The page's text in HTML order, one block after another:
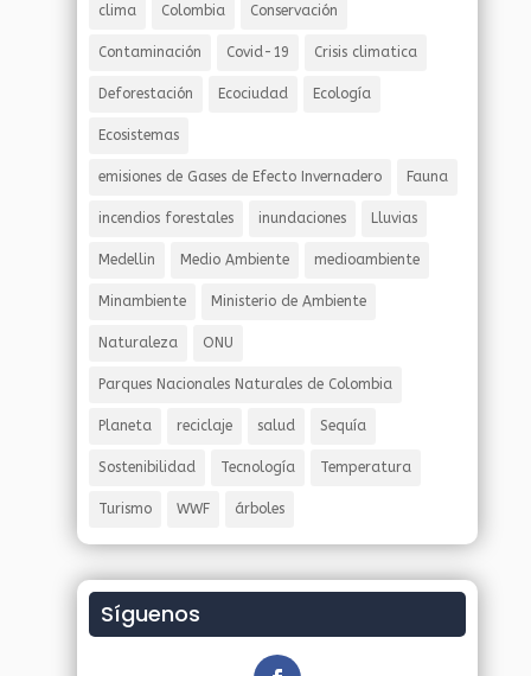
clima Colombia Conservación
Contaminación Covid-19 Crisis climatica
Deforestación Ecociudad Ecología
Ecosistemas
emisiones de Gases de Efecto Invernadero Fauna
incendios forestales inundaciones Lluvias
Medellin Medio Ambiente medioambiente
Minambiente Ministerio de Ambiente
Naturaleza ONU
Parques Nacionales Naturales de Colombia
Planeta reciclaje salud Sequía
Sostenibilidad Tecnología Temperatura
Turismo WWF árboles
Síguenos